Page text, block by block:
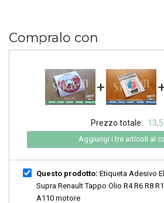
Compralo con
+
Prezzo totale:
Aggiungi i tre articoli al
Questo prodotto: Etiqueta Adesivo
Supra Renault Tappo Olio R4 R6 R8
A110 motore